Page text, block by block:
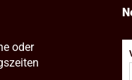
oder